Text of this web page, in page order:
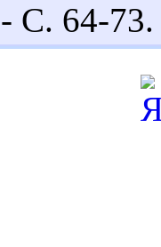
- С. 64-73.